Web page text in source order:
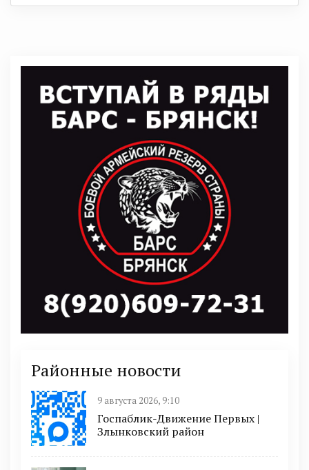
Районные новости
9 августа 2026, 9:10
Госпаблик-Движение Первых |
Злынковский район